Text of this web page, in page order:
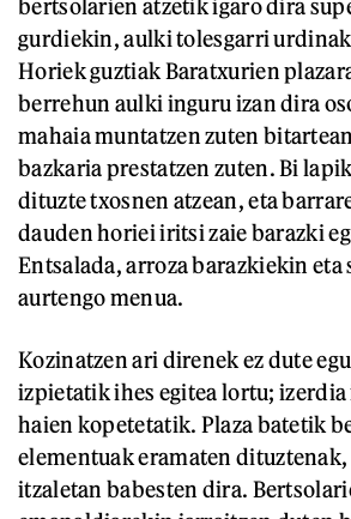
bertsolarien atzetik igaro dira
gurdiekin, aulki tolesgarri
Horiek guztiak Baratxurien
berrehun aulki inguru izan dira
mahaia muntatzen zuten
bazkaria prestatzen zuten. Bi
dituzte txosnen atzean, eta
dauden horiei iritsi zaie barazki
Entsalada, arroza barazkiekin eta
aurtengo menua.
Kozinatzen ari direnek ez dute
izpietatik ihes egitea lortu;
haien kopetetatik. Plaza batetik
elementuak eramaten
itzaletan babesten dira.